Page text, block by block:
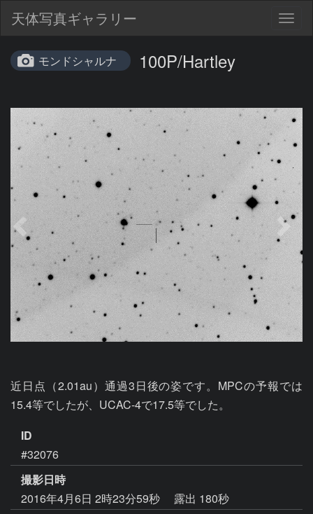
天体写真ギャラリー
モンドシャルナ 100P/Hartley
近日点（2.01au）通過3日後の姿です。MPCの予報では
15.4等でしたが、UCAC-4で17.5等でした。
ID
#32076
撮影日時
2016年4月6日 2時23分59秒
露出 180秒